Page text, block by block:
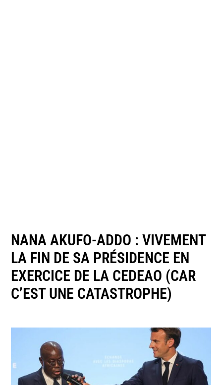
NANA AKUFO-ADDO : VIVEMENT
LA FIN DE SA PRÉSIDENCE EN
EXERCICE DE LA CEDEAO (CAR
C’EST UNE CATASTROPHE)